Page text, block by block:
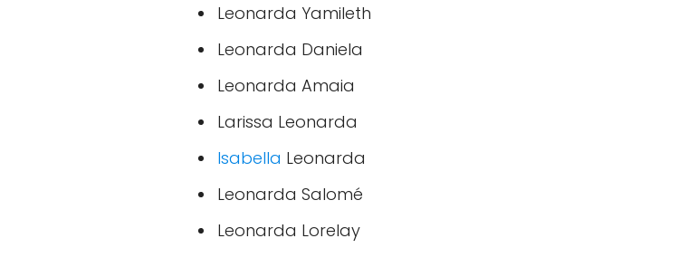
Leonarda Yamileth
Leonarda Daniela
Leonarda Amaia
Larissa Leonarda
Isabella Leonarda
Leonarda Salomé
Leonarda Lorelay